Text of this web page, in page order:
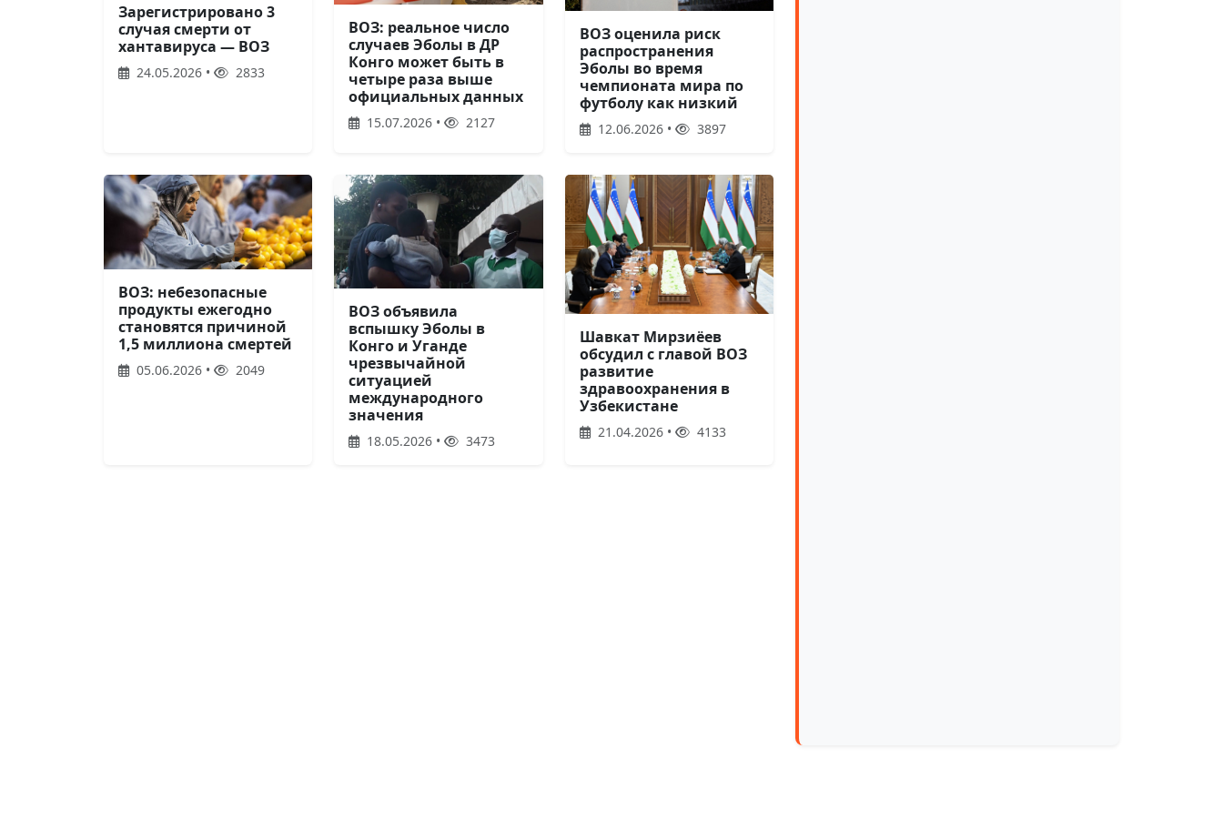
Зарегистрировано 3
случая смерти от
хантавируса — ВОЗ
24.05.2026 • 2833
ВОЗ: реальное число
случаев Эболы в ДР
Конго может быть в
четыре раза выше
официальных данных
15.07.2026 • 2127
ВОЗ оценила риск
распространения
Эболы во время
чемпионата мира по
футболу как низкий
12.06.2026 • 3897
ВОЗ: небезопасные
продукты ежегодно
становятся причиной
1,5 миллиона смертей
05.06.2026 • 2049
ВОЗ объявила
вспышку Эболы в
Конго и Уганде
чрезвычайной
ситуацией
международного
значения
18.05.2026 • 3473
Шавкат Мирзиёев
обсудил с главой ВОЗ
развитие
здравоохранения в
Узбекистане
21.04.2026 • 4133